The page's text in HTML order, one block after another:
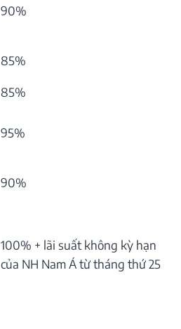
90%
85%
85%
95%
90%
100% + lãi suất không kỳ hạn
của NH Nam Á từ tháng thứ 25